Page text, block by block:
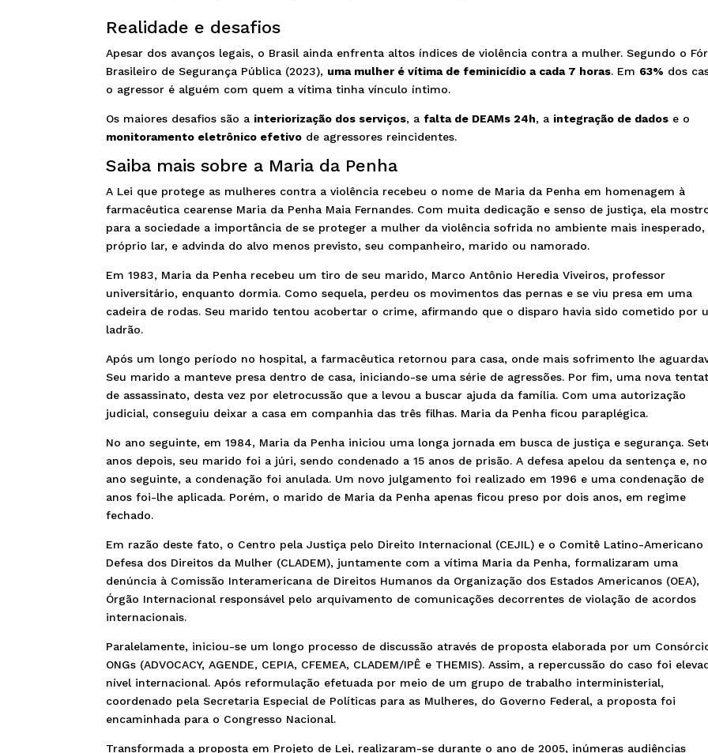
Realidade e desafios
Apesar dos avanços legais, o Brasil ainda enfrenta altos índices de violência contra a mulher. Segundo o
Brasileiro de Segurança Pública (2023), uma mulher é vítima de feminicídio a cada 7 horas. Em 63% dos
o agressor é alguém com quem a vítima tinha vínculo íntimo.
Os maiores desafios são a interiorização dos serviços, afalta de DEAMs 24h, a integração de dados e o
monitoramento eletrônico efetivo de agressores reincidentes.
Saiba mais sobre a Maria da Penha
A Lei que protege as mulheres contra a violência recebeu o nome de Maria da Penha em homenagem à
farmacêutica cearense Maria da Penha Maia Fernandes. Com muita dedicação e senso de justiça, ela
para a sociedade a importância de se proteger a mulher da violência sofrida no ambiente mais inesperado,
próprio lar, e advinda do alvo menos previsto, seu companheiro, marido ou namorado.
Em 1983, Maria da Penha recebeu um tiro de seu marido, Marco Antônio Heredia Viveiros, professor
universitário, enquanto dormia. Como sequela, perdeu os movimentos das pernas e se viu presa em uma
cadeira de rodas. Seu marido tentou acobertar o crime, afirmando que o disparo havia sido cometido por
ladrão.
Após um longo período no hospital, a farmacêutica retornou para casa, onde mais sofrimento lhe
Seu marido a manteve presa dentro de casa, iniciando-se uma série de agressões. Por fim, uma nova
de assassinato, desta vez por eletrocussão que a levou a buscar ajuda da família. Com uma autorização
judicial, conseguiu deixar a casa em companhia das três filhas. Maria da Penha ficou paraplégica.
No ano seguinte, em 1984, Maria da Penha iniciou uma longa jornada em busca de justiça e segurança.
anos depois, seu marido foi a júri, sendo condenado a 15 anos de prisão. A defesa apelou da sentença e, no
ano seguinte, a condenação foi anulada. Um novo julgamento foi realizado em 1996 e uma condenação de
anos foi-lhe aplicada. Porém, o marido de Maria da Penha apenas ficou preso por dois anos, em regime
fechado.
Em razão deste fato, o Centro pela Justiça pelo Direito Internacional (CEJIL) e o Comitê Latino-Americano
Defesa dos Direitos da Mulher (CLADEM), juntamente com a vítima Maria da Penha, formalizaram uma
denúncia à Comissão Interamericana de Direitos Humanos da Organização dos Estados Americanos (OEA),
Órgão Internacional responsável pelo arquivamento de comunicações decorrentes de violação de acordos
internacionais.
Paralelamente, iniciou-se um longo processo de discussão através de proposta elaborada por um
ONGs (ADVOCACY, AGENDE, CEPIA, CFEMEA, CLADEM/IPÊ e THEMIS). Assim, a repercussão do caso foi
nível internacional. Após reformulação efetuada por meio de um grupo de trabalho interministerial,
coordenado pela Secretaria Especial de Políticas para as Mulheres, do Governo Federal, a proposta foi
encaminhada para o Congresso Nacional.
Transformada a proposta em Projeto de Lei, realizaram-se durante o ano de 2005, inúmeras audiências